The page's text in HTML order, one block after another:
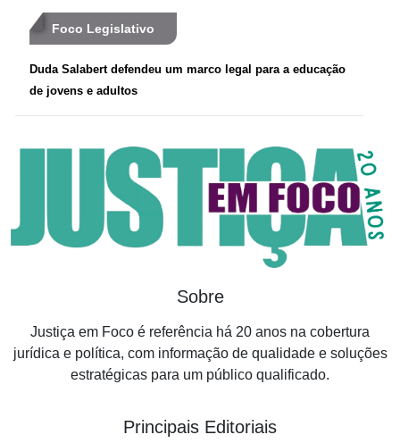
Foco Legislativo
Duda Salabert defendeu um marco legal para a educação
de jovens e adultos
Sobre
Justiça em Foco é referência há 20 anos na cobertura
jurídica e política, com informação de qualidade e soluções
estratégicas para um público qualificado.
Principais Editoriais